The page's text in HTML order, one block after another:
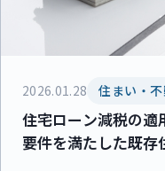
2026.01.28 住まい・
住宅ローン減税の
要件を満たした既